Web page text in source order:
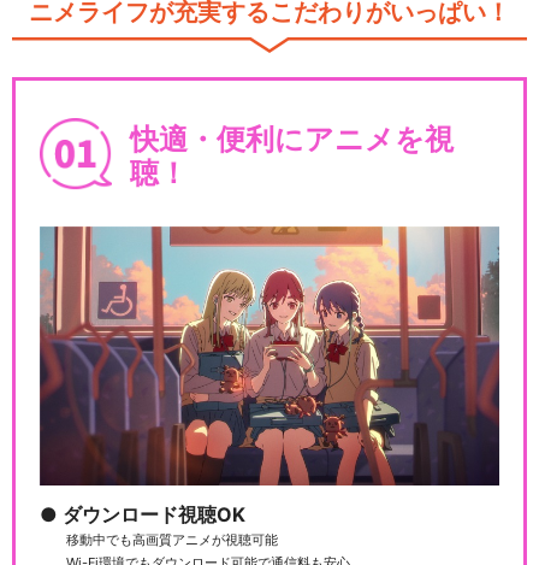
ニメライフが充実するこだわりがいっぱい！
快適・便利にアニメを視
聴！
ダウンロード視聴OK
移動中でも高画質アニメが視聴可能